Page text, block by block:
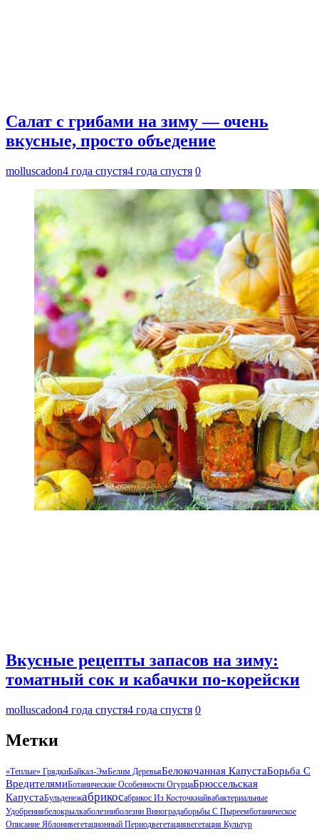
Салат с грибами на зиму — очень
вкусные, просто объедение
molluscadon4 года спустя4 года спустя 0
Вкусные рецепты запасов на зиму:
томатный сок и кабачки по-корейски
molluscadon4 года спустя4 года спустя 0
Метки
«Теплые» ГрядкиБайкал-ЭмБелим ДеревьяБелокочанная КапустаБорьба С
ВредителямиБотанические Особенности ОгурцаБрюссельская
КапустаБульденежАбрикосАбрикос Из КосточкиАйваБактериальные
УдобренияБелокрылкаБолезниБолезни ВиноградаБорьбы С ПыреемБотаническое
Описание ЯблониВегетационный ПериодВегетацияВегетация Культур